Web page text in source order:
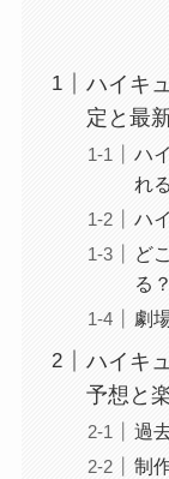
ハイキ
定と最
ハ
れ
ハ
ど
る？
劇
ハイキ
予想と
過
制